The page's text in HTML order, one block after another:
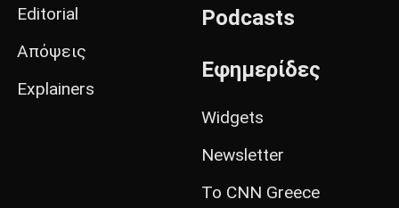
Editorial
Απόψεις
Explainers
Podcasts
Εφημερίδες
Widgets
Newsletter
Το CNN Greece